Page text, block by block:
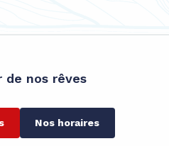
de nos rêves
Nos horaires